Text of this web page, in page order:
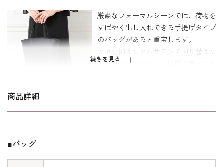
続きを見る
厳粛なフォーマルシーンでは、荷物を
すばやく出し入れできる手提げタイプ
のバッグがあると重宝します。
ツヤを抑えたダルサテンで切り替えた
トートバッグなら、高級感で差がつき
商品詳細
■バッグ